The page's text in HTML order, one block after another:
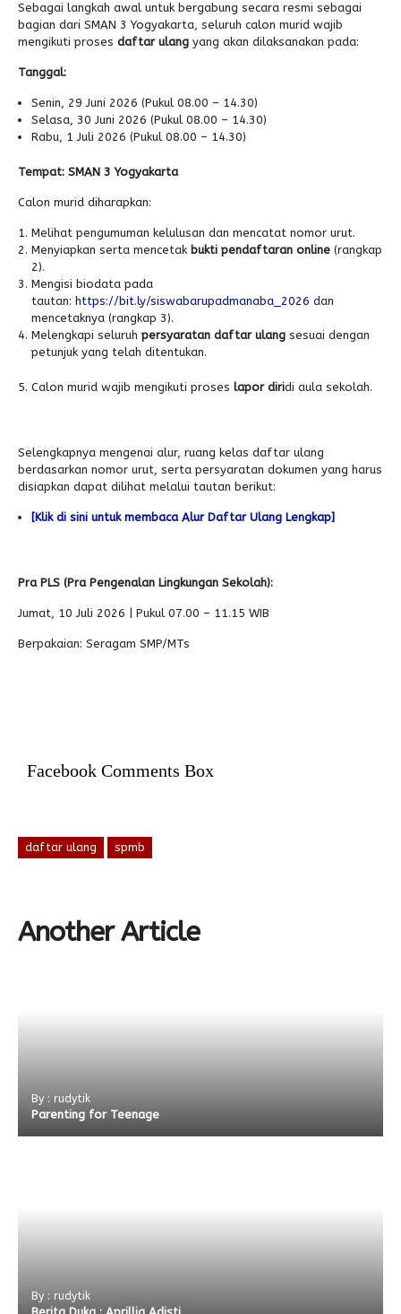
Sebagai langkah awal untuk bergabung secara resmi sebagai
bagian dari SMAN 3 Yogyakarta, seluruh calon murid wajib
mengikuti proses daftar ulang yang akan dilaksanakan pada:
Tanggal:
Senin, 29 Juni 2026 (Pukul 08.00 – 14.30)
Selasa, 30 Juni 2026 (Pukul 08.00 – 14.30)
Rabu, 1 Juli 2026 (Pukul 08.00 – 14.30)
Tempat: SMAN 3 Yogyakarta
Calon murid diharapkan:
Melihat pengumuman kelulusan dan mencatat nomor urut.
Menyiapkan serta mencetak bukti pendaftaran online (rangkap
2).
Mengisi biodata pada
tautan: https://bit.ly/siswabarupadmanaba_2026 dan
mencetaknya (rangkap 3).
Melengkapi seluruh persyaratan daftar ulang sesuai dengan
petunjuk yang telah ditentukan.
Calon murid wajib mengikuti proses lapor diridi aula sekolah.
Selengkapnya mengenai alur, ruang kelas daftar ulang
berdasarkan nomor urut, serta persyaratan dokumen yang harus
disiapkan dapat dilihat melalui tautan berikut:
[Klik di sini untuk membaca Alur Daftar Ulang Lengkap]
Pra PLS (Pra Pengenalan Lingkungan Sekolah):
Jumat, 10 Juli 2026 | Pukul 07.00 – 11.15 WIB
Berpakaian: Seragam SMP/MTs
Facebook Comments Box
daftar ulang spmb
Another Article
By : rudytik
Parenting for Teenage
By : rudytik